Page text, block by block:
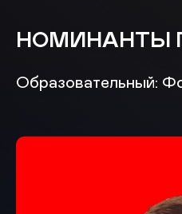
НОМИНАНТЫ
Образовательный: